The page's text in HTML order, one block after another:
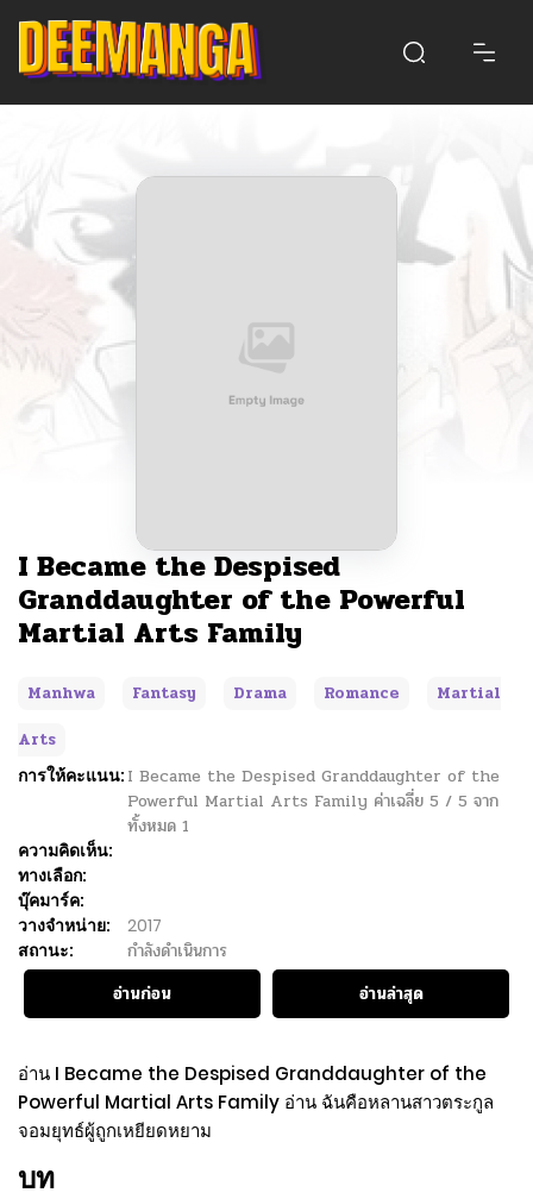
I Became the Despised
Granddaughter of the Powerful
Martial Arts Family
Manhwa Fantasy Drama Romance
Martial
Arts
การให้คะแนน: I Became the Despised Granddaughter of the
Powerful Martial Arts Family ค่าเฉลี่ย 5 / 5 จาก
ทั้งหมด 1
ความคิดเห็น:
ทางเลือก:
บุ๊คมาร์ค:
วางจำหน่าย:
2017
สถานะ:
กำลังดำเนินการ
อ่านก่อน
อ่านล่าสุด
อ่าน I Became the Despised Granddaughter of the
Powerful Martial Arts Family อ่าน ฉันคือหลานสาวตระกูล
จอมยุทธ์ผู้ถูกเหยียดหยาม
บท